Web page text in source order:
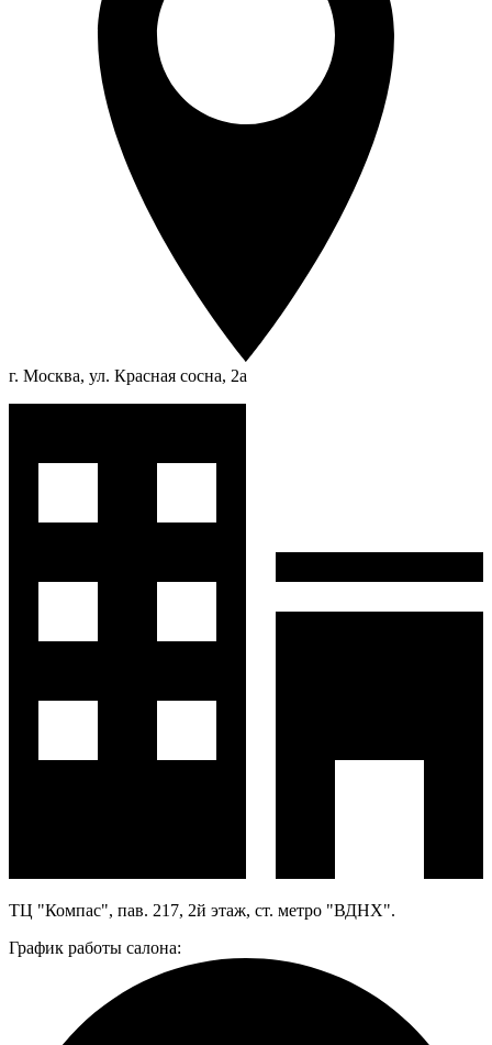
г. Москва, ул. Красная сосна, 2а
ТЦ "Компас", пав. 217, 2й этаж, ст. метро "ВДНХ".
График работы салона: